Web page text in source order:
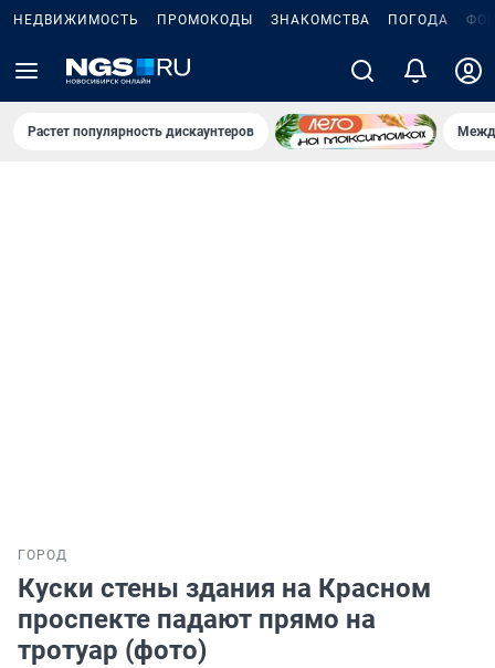
НЕДВИЖИМОСТЬ ПРОМОКОДЫ ЗНАКОМСТВА ПОГОДА
Растет популярность дискаунтеров
ГОРОД
Куски стены здания на Красном
проспекте падают прямо на
тротуар (фото)